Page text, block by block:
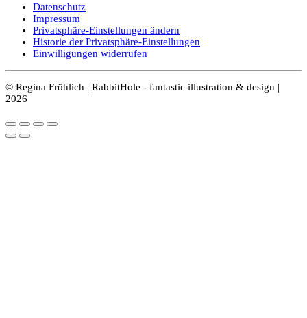
Datenschutz
Impressum
Privatsphäre-Einstellungen ändern
Historie der Privatsphäre-Einstellungen
Einwilligungen widerrufen
© Regina Fröhlich | RabbitHole - fantastic illustration & design |
2026